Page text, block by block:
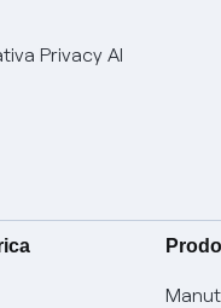
Privacy AI